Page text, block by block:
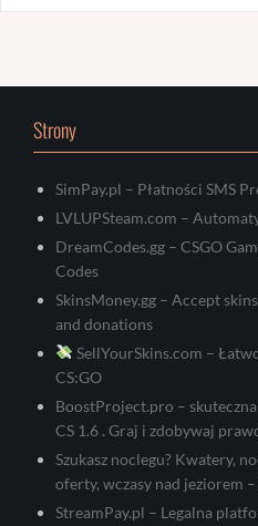
Strony
SimPay.pl – Płatności SMS
LVLUPSteam.com –
DreamCodes.gg – CSGO
Codes
SkinsMoney.gg – Accept
and donations
SellYourSkins.com –
CS:GO
BoostProject.pro –
CS 1.6 . Graj i zdobywaj
Szukasz noclegu? Kwatery,
oferty, wczasy nad jeziorem
StreamPay.pl – Legalna